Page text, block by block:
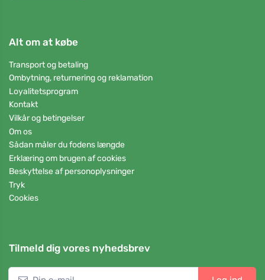
Alt om at købe
Transport og betaling
Ombytning, returnering og reklamation
Loyalitetsprogram
Kontakt
Vilkår og betingelser
Om os
Sådan måler du fodens længde
Erklæring om brugen af cookies
Beskyttelse af personoplysninger
Tryk
Cookies
Tilmeld dig vores nyhedsbrev